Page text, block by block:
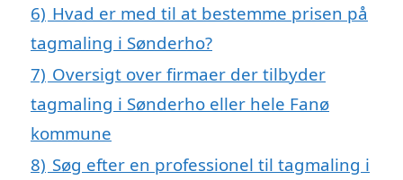
6) Hvad er med til at bestemme prisen på
tagmaling i Sønderho?
7) Oversigt over firmaer der tilbyder
tagmaling i Sønderho eller hele Fanø
kommune
8) Søg efter en professionel til tagmaling i